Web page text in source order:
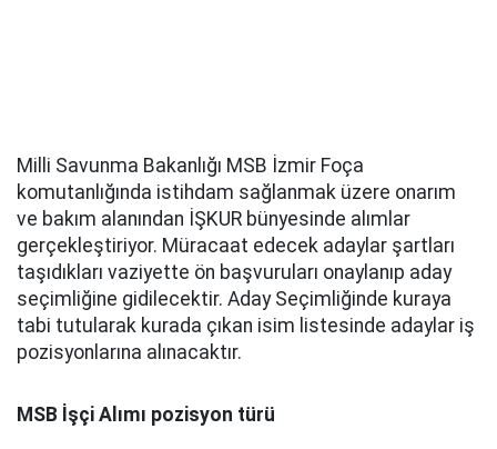
Milli Savunma Bakanlığı MSB İzmir Foça
komutanlığında istihdam sağlanmak üzere onarım
ve bakım alanından İŞKUR bünyesinde alımlar
gerçekleştiriyor. Müracaat edecek adaylar şartları
taşıdıkları vaziyette ön başvuruları onaylanıp aday
seçimliğine gidilecektir. Aday Seçimliğinde kuraya
tabi tutularak kurada çıkan isim listesinde adaylar iş
pozisyonlarına alınacaktır.
MSB İşçi Alımı pozisyon türü